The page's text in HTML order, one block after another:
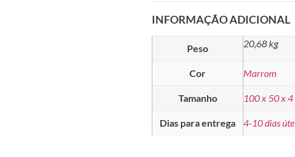
INFORMAÇÃO ADICIONAL
Peso 20,68 kg
Cor Marrom
Tamanho 100 x 50 x 4
Dias para entrega 4-10 dias